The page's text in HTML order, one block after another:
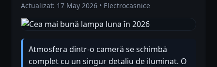
Actualizat: 17 May 2026 • Electrocasnice
Atmosfera dintr-o cameră se schimbă
complet cu un singur detaliu de iluminat. O